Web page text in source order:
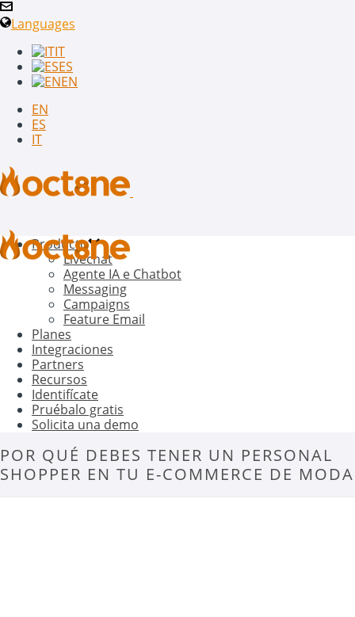
Languages
IT
ES
EN
EN
ES
IT
Producto
Livechat
Agente IA e Chatbot
Messaging
Campaigns
Feature Email
Planes
Integraciones
Partners
Recursos
Identifícate
Pruébalo gratis
Solicita una demo
POR QUÉ DEBES TENER UN PERSONAL
SHOPPER EN TU E-COMMERCE DE MODA